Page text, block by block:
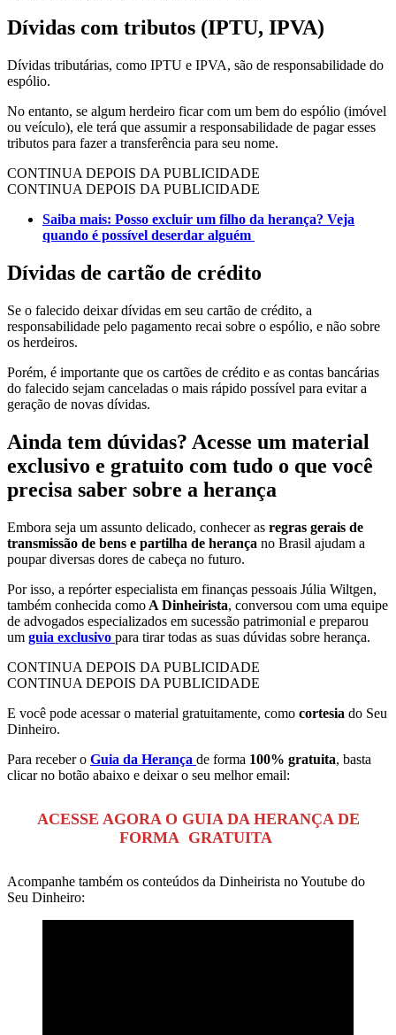
Dívidas com tributos (IPTU, IPVA)
Dívidas tributárias, como IPTU e IPVA, são de responsabilidade do
espólio.
No entanto, se algum herdeiro ficar com um bem do espólio (imóvel
ou veículo), ele terá que assumir a responsabilidade de pagar esses
tributos para fazer a transferência para seu nome.
CONTINUA DEPOIS DA PUBLICIDADE
CONTINUA DEPOIS DA PUBLICIDADE
Saiba mais: Posso excluir um filho da herança? Veja
quando é possível deserdar alguém
Dívidas de cartão de crédito
Se o falecido deixar dívidas em seu cartão de crédito, a
responsabilidade pelo pagamento recai sobre o espólio, e não sobre
os herdeiros.
Porém, é importante que os cartões de crédito e as contas bancárias
do falecido sejam canceladas o mais rápido possível para evitar a
geração de novas dívidas.
Ainda tem dúvidas? Acesse um material
exclusivo e gratuito com tudo o que você
precisa saber sobre a herança
Embora seja um assunto delicado, conhecer as regras gerais de
transmissão de bens e partilha de herança no Brasil ajudam a
poupar diversas dores de cabeça no futuro.
Por isso, a repórter especialista em finanças pessoais Júlia Wiltgen,
também conhecida como A Dinheirista, conversou com uma equipe
de advogados especializados em sucessão patrimonial e preparou
um guia exclusivo para tirar todas as suas dúvidas sobre herança.
CONTINUA DEPOIS DA PUBLICIDADE
CONTINUA DEPOIS DA PUBLICIDADE
E você pode acessar o material gratuitamente, como cortesia do Seu
Dinheiro.
Para receber o Guia da Herança de forma 100% gratuita, basta
clicar no botão abaixo e deixar o seu melhor email:
ACESSE AGORA O GUIA DA HERANÇA DE
FORMA GRATUITA
Acompanhe também os conteúdos da Dinheirista no Youtube do
Seu Dinheiro: